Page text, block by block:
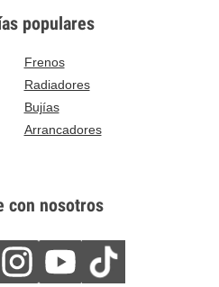
populares
Frenos
Radiadores
Bujías
Arrancadores
con nosotros